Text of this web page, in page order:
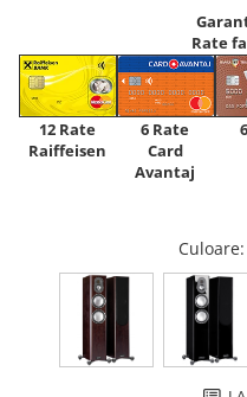
Rate
12 Rate
Raiffeisen
6 Rate
Card
Avantaj
Culoare